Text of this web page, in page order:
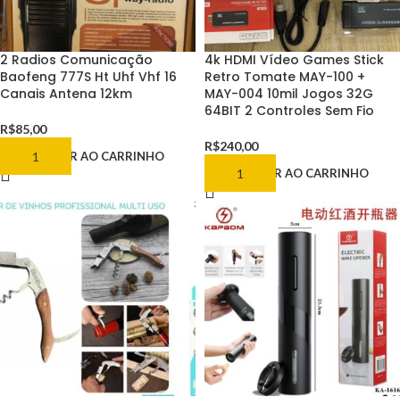
2 Radios Comunicação
Baofeng 777S Ht Uhf Vhf 16
Canais Antena 12km
R$85,00
ADICIONAR AO CARRINHO
4k HDMI Vídeo Games Stick
Retro Tomate MAY-100 +
MAY-004 10mil Jogos 32G
64BIT 2 Controles Sem Fio
R$240,00
ADICIONAR AO CARRINHO